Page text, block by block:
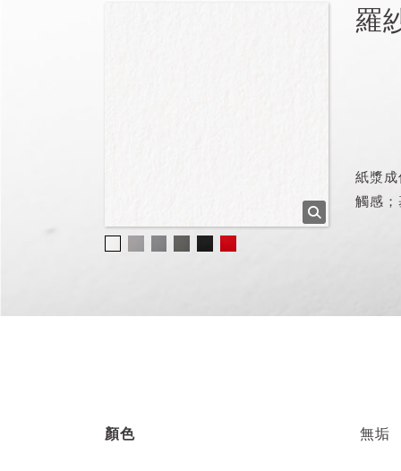
羅
紙漿
觸感
顏色 無垢